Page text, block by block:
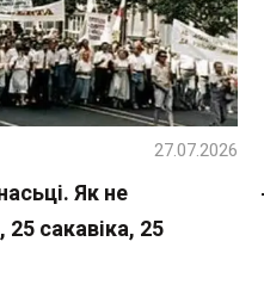
Як не
сакавіка, 25
27.07.2026